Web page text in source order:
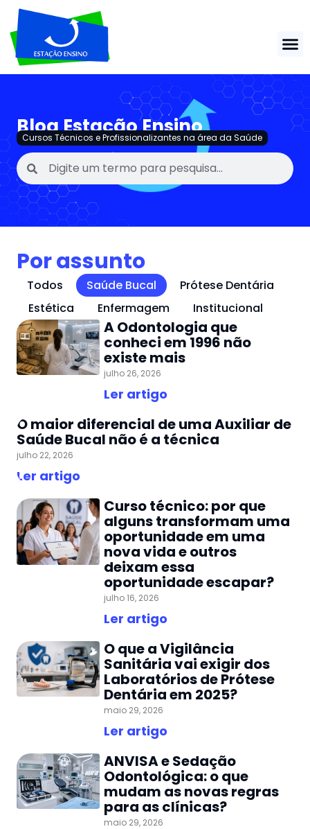
Blog Estação Ensino
Cursos Técnicos e Profissionalizantes na área da Saúde
Por assunto
Todos Saúde Bucal
Prótese Dentária
Estética
Enfermagem Institucional
A Odontologia que
conheci em 1996 não
existe mais
julho 26, 2026
Ler artigo
O maior diferencial de uma Auxiliar de
Saúde Bucal não é a técnica
julho 22, 2026
Ler artigo
Curso técnico: por que
alguns transformam uma
oportunidade em uma
nova vida e outros
deixam essa
oportunidade escapar?
julho 16, 2026
Ler artigo
O que a Vigilância
Sanitária vai exigir dos
Laboratórios de Prótese
Dentária em 2025?
maio 29, 2026
Ler artigo
ANVISA e Sedação
Odontológica: o que
mudam as novas regras
para as clínicas?
maio 29, 2026